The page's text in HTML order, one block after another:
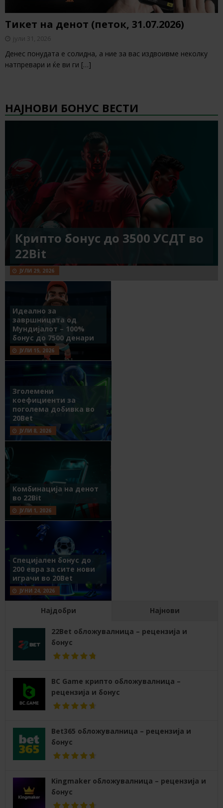
Тикет на денот (петок, 31.07.2026)
јули 31, 2026
Денес понудата е солидна, а ние за вас издвоивме неколку
натпревари и ќе ви ги […]
НАЈНОВИ БОНУС ВЕСТИ
Крипто бонус до 3500 УСДТ во
22Bit
ЈУЛИ 29, 2026
Идеално за
завршницата од
Мундијалот – 100%
бонус до 7500 денари
ЈУЛИ 15, 2026
Зголемени
коефициенти за
поголема добивка во
20Bet
ЈУЛИ 8, 2026
Комбинација на денот
во 22Bit
ЈУЛИ 1, 2026
Специјален бонус до
200 евра за сите нови
играчи во 20Bet
ЈУНИ 24, 2026
Најдобри Најнови
22Bet обложувалница – рецензија и
бонус
BC Game крипто обложувалница –
рецензија и бонус
Bet365 обложувалница – рецензија и
бонус
Kingmaker обложувалница – рецензија и
бонус